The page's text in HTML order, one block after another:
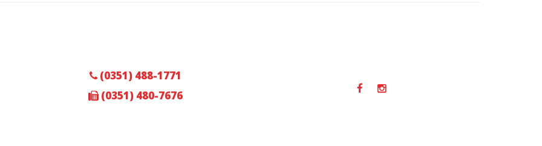
(0351) 488-1771
(0351) 480-7676